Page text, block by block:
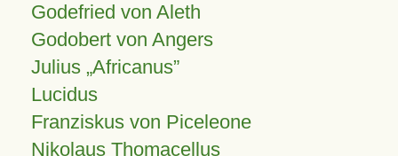
Godefried von Aleth
Godobert von Angers
Julius Africanus
Lucidus
Franziskus von Piceleone
Nikolaus Thomacellus